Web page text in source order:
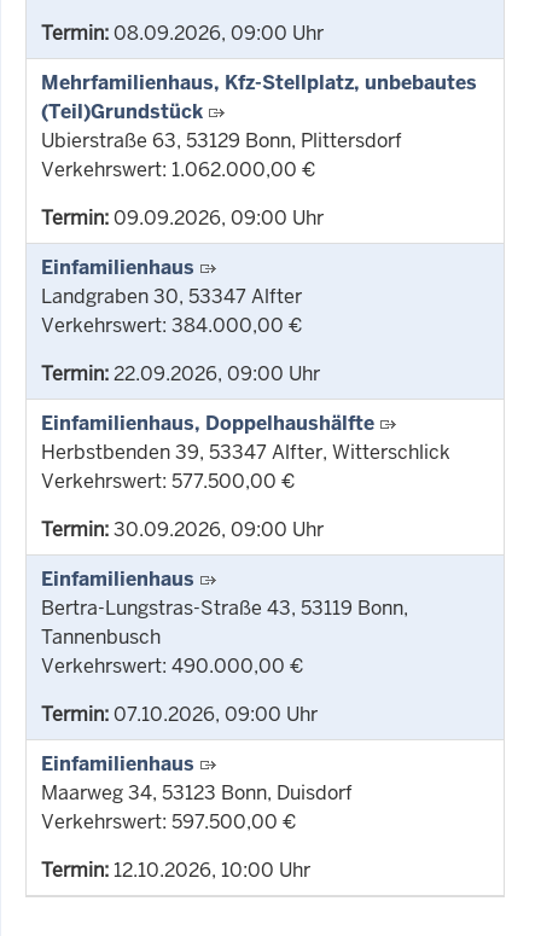
Termin:08.09.2026, 09:00 Uhr
Mehrfamilienhaus, Kfz-Stellplatz, unbebautes
(Teil)Grundstück
Ubierstraße 63, 53129 Bonn, Plittersdorf
Verkehrswert: 1.062.000,00 €
Termin:09.09.2026, 09:00 Uhr
Einfamilienhaus
Landgraben 30, 53347 Alfter
Verkehrswert: 384.000,00 €
Termin:22.09.2026, 09:00 Uhr
Einfamilienhaus, Doppelhaushälfte
Herbstbenden 39, 53347 Alfter, Witterschlick
Verkehrswert: 577.500,00 €
Termin:30.09.2026, 09:00 Uhr
Einfamilienhaus
Bertra-Lungstras-Straße 43, 53119 Bonn,
Tannenbusch
Verkehrswert: 490.000,00 €
Termin:07.10.2026, 09:00 Uhr
Einfamilienhaus
Maarweg 34, 53123 Bonn, Duisdorf
Verkehrswert: 597.500,00 €
Termin:12.10.2026, 10:00 Uhr